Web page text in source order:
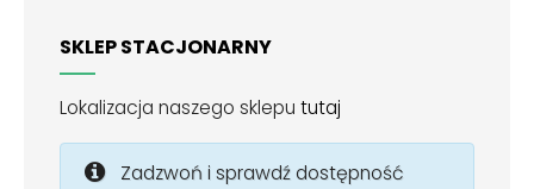
SKLEP STACJONARNY
Lokalizacja naszego sklepu tutaj
Zadzwoń i sprawdź dostępność